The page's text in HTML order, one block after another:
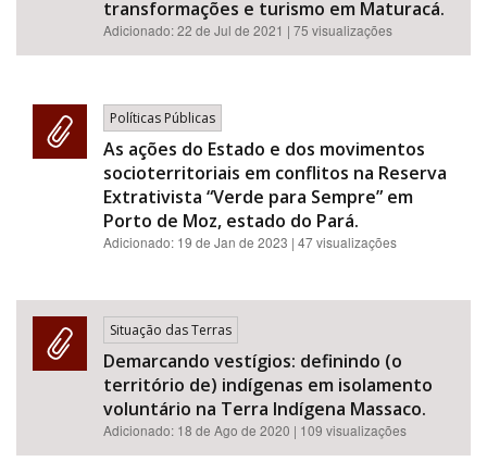
transformações e turismo em Maturacá.
Adicionado:22 de Jul de 2021 | 75 visualizações
Políticas Públicas
As ações do Estado e dos movimentos
socioterritoriais em conflitos na Reserva
Extrativista “Verde para Sempre” em
Porto de Moz, estado do Pará.
Adicionado: 19 de Jan de 2023 | 47 visualizações
Situação das Terras
Demarcando vestígios: definindo (o
território de) indígenas em isolamento
voluntário na Terra Indígena Massaco.
Adicionado: 18 de Ago de 2020 | 109 visualizações